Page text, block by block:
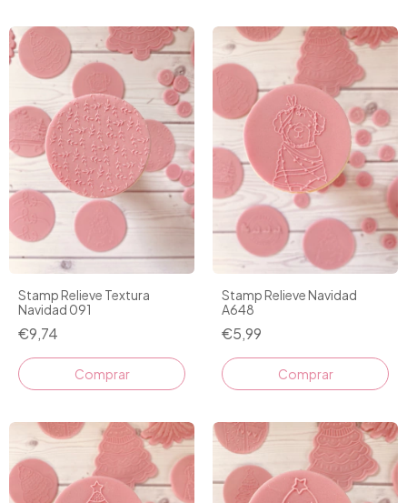
Stamp Relieve Textura
Navidad 091
€9,74
Comprar
Stamp Relieve Navidad
A648
€5,99